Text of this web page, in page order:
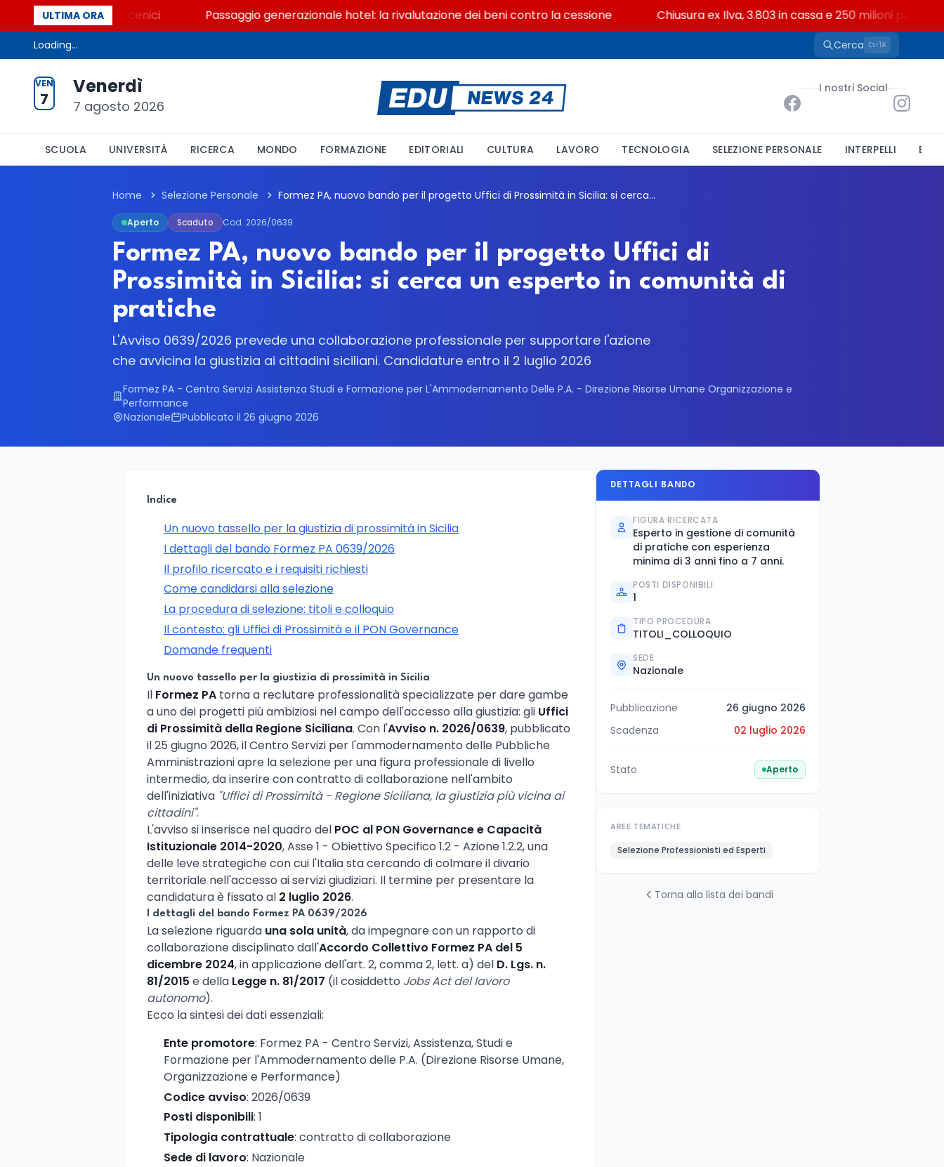
ULTIMA ORA
capitolo dei Palcoscenici Passaggio generazionale hotel: la rivalutazione dei beni contro la cessione Chiusura ex Ilva, 3.803 in cassa e 250 milioni pubblici
Loading... Cerca CtrlK
VEN
7
Venerdì
7 agosto 2026
I nostri Social
SCUOLA UNIVERSITÀ RICERCA MONDO FORMAZIONE EDITORIALI CULTURA LAVORO TECNOLOGIA SELEZIONE PERSONALE INTERPELLI
Home Selezione Personale Formez PA, nuovo bando per il progetto Uffici di Prossimità in Sicilia: si cerca un esperto in comunità di pratiche
Aperto Scaduto Cod. 2026/0639
Formez PA, nuovo bando per il progetto Uffici di
Prossimità in Sicilia: si cerca un esperto in comunità di
pratiche
L'Avviso 0639/2026 prevede una collaborazione professionale per supportare l'azione
che avvicina la giustizia ai cittadini siciliani. Candidature entro il 2 luglio 2026
Formez PA - Centro Servizi Assistenza Studi e Formazione per L'Ammodernamento Delle P.A. - Direzione Risorse Umane Organizzazione e
Performance
Nazionale
Pubblicato il 26 giugno 2026
Indice
Un nuovo tassello per la giustizia di prossimità in Sicilia
I dettagli del bando Formez PA 0639/2026
Il profilo ricercato e i requisiti richiesti
Come candidarsi alla selezione
La procedura di selezione: titoli e colloquio
Il contesto: gli Uffici di Prossimità e il PON Governance
Domande frequenti
Un nuovo tassello per la giustizia di prossimità in Sicilia
Il Formez PA torna a reclutare professionalità specializzate per dare gambe
a uno dei progetti più ambiziosi nel campo dell'accesso alla giustizia: gli Uffici
di Prossimità della Regione Siciliana. Con l'Avviso n. 2026/0639, pubblicato
il 25 giugno 2026, il Centro Servizi per l'ammodernamento delle Pubbliche
Amministrazioni apre la selezione per una figura professionale di livello
intermedio, da inserire con contratto di collaborazione nell'ambito
dell'iniziativa "Uffici di Prossimità - Regione Siciliana, la giustizia più vicina ai
cittadini".
L'avviso si inserisce nel quadro del POC al PON Governance e Capacità
Istituzionale 2014-2020, Asse 1 - Obiettivo Specifico 1.2 - Azione 1.2.2, una
delle leve strategiche con cui l'Italia sta cercando di colmare il divario
territoriale nell'accesso ai servizi giudiziari. Il termine per presentare la
candidatura è fissato al 2 luglio 2026.
I dettagli del bando Formez PA 0639/2026
La selezione riguarda una sola unità, da impegnare con un rapporto di
collaborazione disciplinato dall'Accordo Collettivo Formez PA del 5
dicembre 2024, in applicazione dell'art. 2, comma 2, lett. a) del D. Lgs. n.
81/2015 e della Legge n. 81/2017 (il cosiddetto Jobs Act del lavoro
autonomo).
Ecco la sintesi dei dati essenziali:
Ente promotore: Formez PA - Centro Servizi, Assistenza, Studi e
Formazione per l'Ammodernamento delle P.A. (Direzione Risorse Umane,
Organizzazione e Performance)
Codice avviso: 2026/0639
Posti disponibili: 1
Tipologia contrattuale: contratto di collaborazione
Sede di lavoro: Nazionale
DETTAGLI BANDO
FIGURA RICERCATA
Esperto in gestione di comunità
di pratiche con esperienza
minima di 3 anni fino a 7 anni.
POSTI DISPONIBILI
1
TIPO PROCEDURA
TITOLI_COLLOQUIO
SEDE
Nazionale
Pubblicazione
26 giugno 2026
Scadenza
02 luglio 2026
Stato Aperto
AREE TEMATICHE
Selezione Professionisti ed Esperti
Torna alla lista dei bandi